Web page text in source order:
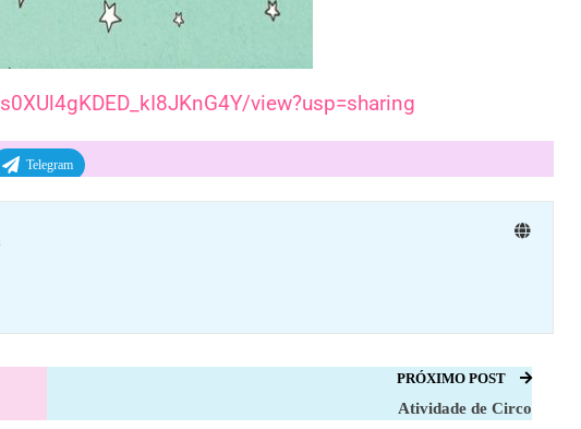
view?usp=sharing
Telegram
PRÓXIMO POST
Atividade de Circo